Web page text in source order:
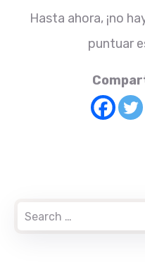
Hasta ahora, ¡no
puntuar